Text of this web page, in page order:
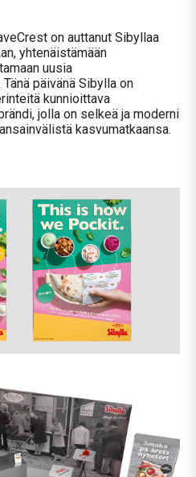
on auttanut Sibyllaa
yhtenäistämään
uusia
päivänä Sibylla on
kunnioittava
jolla on selkeä ja moderni
kasvumatkaansa.